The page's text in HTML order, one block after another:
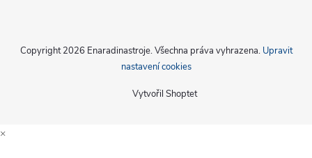
Vytvořil Shoptet
Copyright 2026 Enaradinastroje. Všechna práva vyhrazena. Upravit
nastavení cookies
×